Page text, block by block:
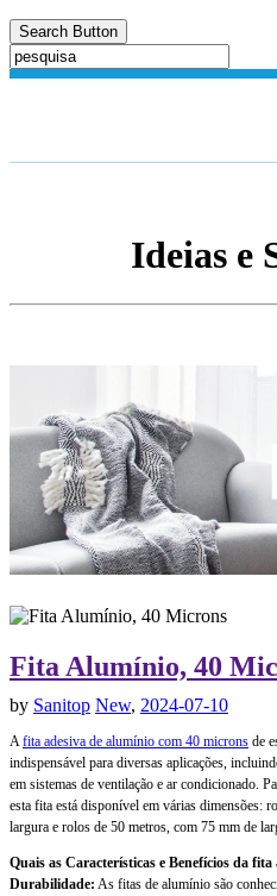
Search Button
Ideias e
Fita Alumínio, 40
by Sanitop New, 2024-07-10
Afita adesiva de alumínio com 40 microns de
indispensável para diversas aplicações,
em sistemas de ventilação e ar condicionado.
esta fita está disponível em várias dimensões:
largura e rolos de 50 metros, com 75 mm de
Quais as Características e Benefícios da
Durabilidade: As fitas de alumínio são